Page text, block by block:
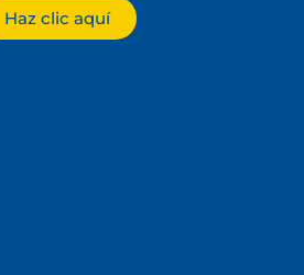
Haz clic aquí